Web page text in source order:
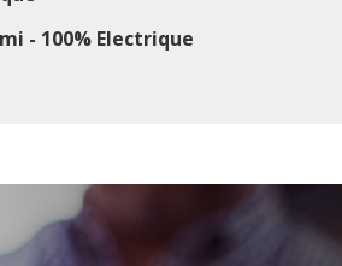
- 100% Electrique